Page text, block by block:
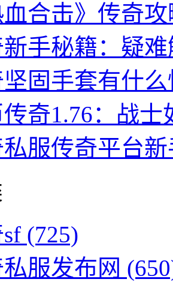
血合击》传奇
手秘籍：疑
固手套有什么
奇1.76：战
服传奇平台
(725)
服发布网